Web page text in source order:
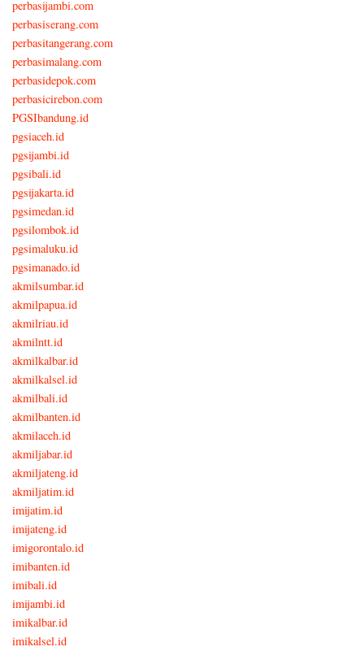
perbasijambi.com
perbasiserang.com
perbasitangerang.com
perbasimalang.com
perbasidepok.com
perbasicirebon.com
PGSIbandung.id
pgsiaceh.id
pgsijambi.id
pgsibali.id
pgsijakarta.id
pgsimedan.id
pgsilombok.id
pgsimaluku.id
pgsimanado.id
akmilsumbar.id
akmilpapua.id
akmilriau.id
akmilntt.id
akmilkalbar.id
akmilkalsel.id
akmilbali.id
akmilbanten.id
akmilaceh.id
akmiljabar.id
akmiljateng.id
akmiljatim.id
imijatim.id
imijateng.id
imigorontalo.id
imibanten.id
imibali.id
imijambi.id
imikalbar.id
imikalsel.id